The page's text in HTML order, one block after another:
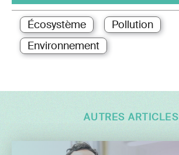
Écosystème
Pollution
Environnement
AUTRES ARTICLES